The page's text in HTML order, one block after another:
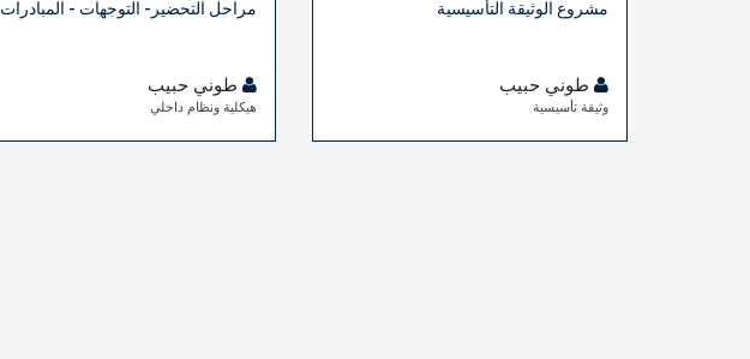
مراحل التحضير- التوجهات - المبادرات
طوني حبيب
هيكلية ونظام داخلي
مشروع الوثيقة التأسيسية
طوني حبيب
وثيقة تأسيسية